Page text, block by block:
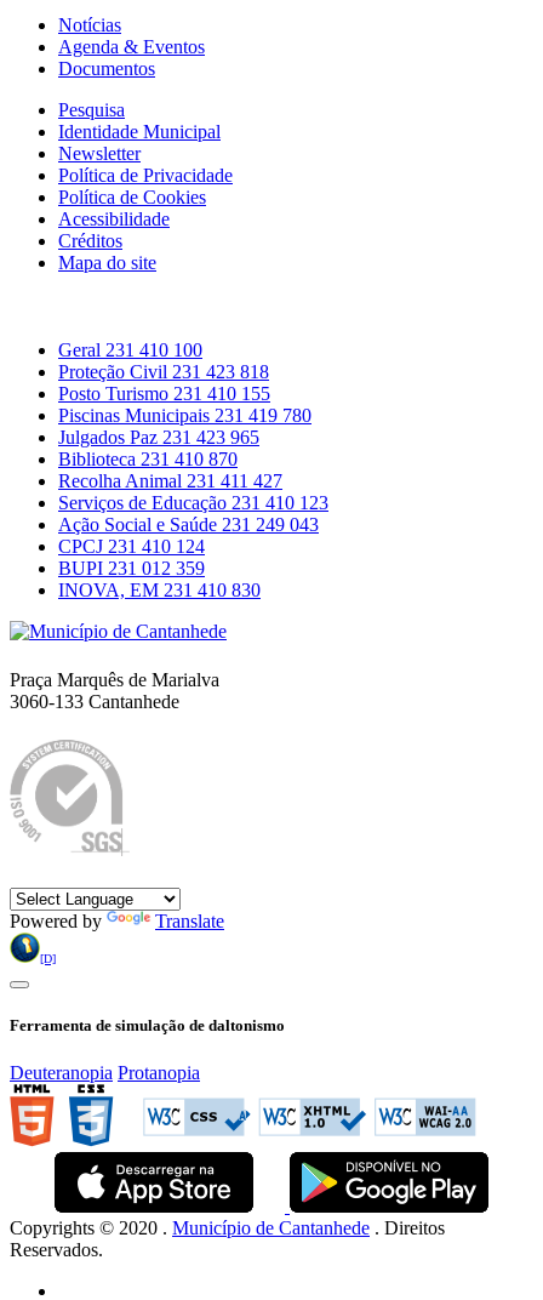
Notícias
Agenda & Eventos
Documentos
Pesquisa
Identidade Municipal
Newsletter
Política de Privacidade
Política de Cookies
Acessibilidade
Créditos
Mapa do site
Geral 231 410 100
Proteção Civil 231 423 818
Posto Turismo 231 410 155
Piscinas Municipais 231 419 780
Julgados Paz 231 423 965
Biblioteca 231 410 870
Recolha Animal 231 411 427
Serviços de Educação 231 410 123
Ação Social e Saúde 231 249 043
CPCJ 231 410 124
BUPI 231 012 359
INOVA, EM 231 410 830
Praça Marquês de Marialva
3060-133 Cantanhede
Powered by Translate
[D]
Ferramenta de simulação de daltonismo
Deuteranopia Protanopia
Copyrights © 2020 . Município de Cantanhede . Direitos
Reservados.